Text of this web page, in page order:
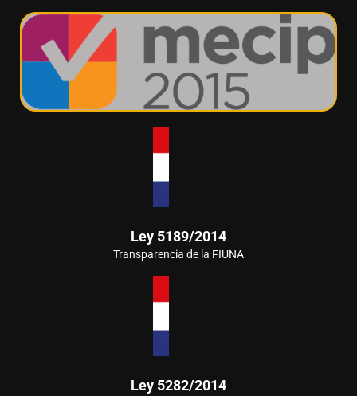
Ley 5189/2014
Transparencia de la FIUNA
Ley 5282/2014